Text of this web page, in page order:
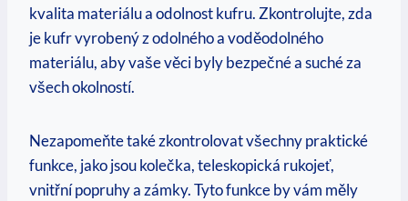
kvalita materiálu a odolnost ‍kufru.⁤ Zkontrolujte, zda
je⁤ kufr vyrobený z odolného a voděodolného
materiálu, aby vaše věci ⁣byly bezpečné a⁣ suché za
všech okolností.
Nezapomeňte také‍ zkontrolovat‍ všechny praktické
funkce, jako jsou kolečka, teleskopická⁣ rukojeť,
vnitřní popruhy a zámky. Tyto funkce by vám‌ měly